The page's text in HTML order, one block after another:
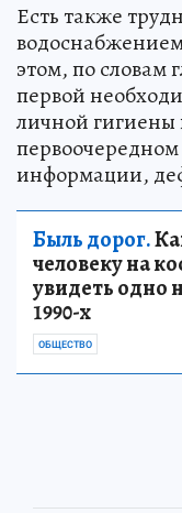
Есть также
этом, по словам
первой
личной гигиены
информации,
Быль дорог.
человеку на
увидеть одно
1990-х
ОБЩЕСТВО